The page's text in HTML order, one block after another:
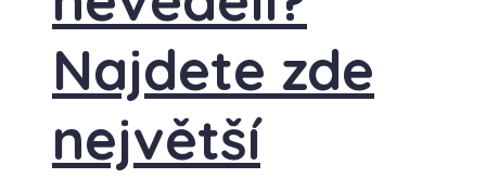
Najdete zde
největší